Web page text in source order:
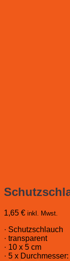
1,65 € inkl. Mwst.
· Schutzschlauch
· transparent
· 10 x 5 cm
· 5 x